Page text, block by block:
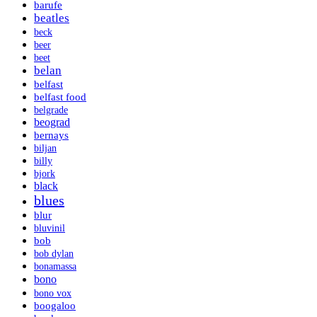
barufe
beatles
beck
beer
beet
belan
belfast
belfast food
belgrade
beograd
bernays
biljan
billy
bjork
black
blues
blur
bluvinil
bob
bob dylan
bonamassa
bono
bono vox
boogaloo